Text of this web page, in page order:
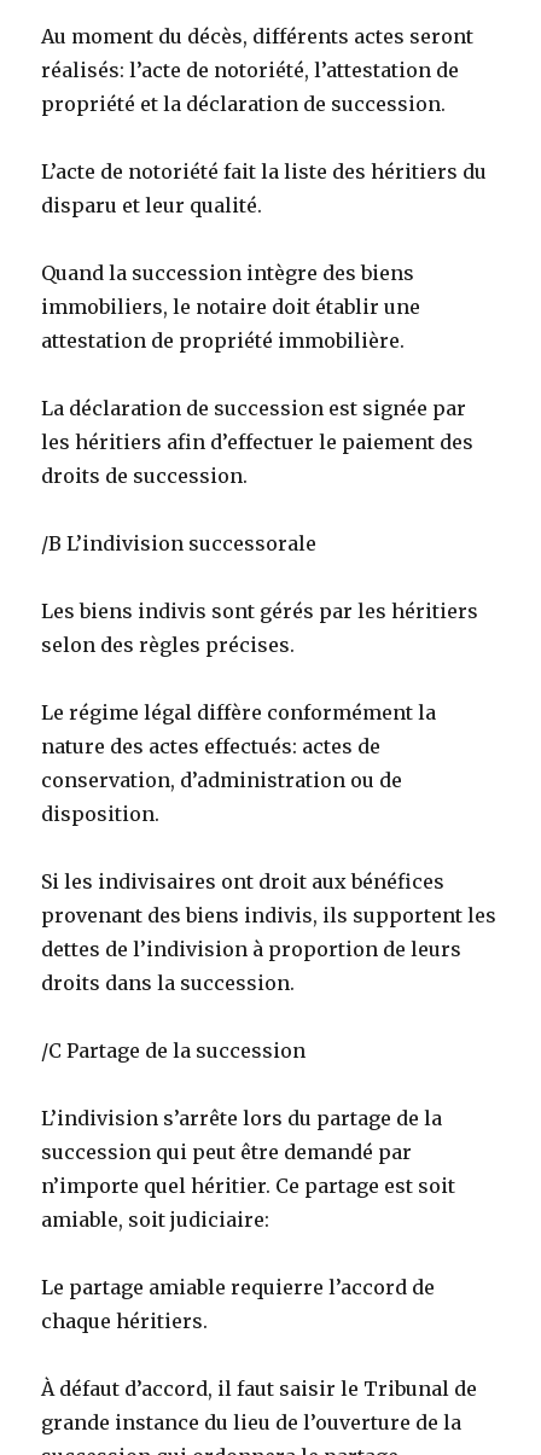
Au moment du décès, différents actes seront
réalisés: l’acte de notoriété, l’attestation de
propriété et la déclaration de succession.
L’acte de notoriété fait la liste des héritiers du
disparu et leur qualité.
Quand la succession intègre des biens
immobiliers, le notaire doit établir une
attestation de propriété immobilière.
La déclaration de succession est signée par
les héritiers afin d’effectuer le paiement des
droits de succession.
/B L’indivision successorale
Les biens indivis sont gérés par les héritiers
selon des règles précises.
Le régime légal diffère conformément la
nature des actes effectués: actes de
conservation, d’administration ou de
disposition.
Si les indivisaires ont droit aux bénéfices
provenant des biens indivis, ils supportent les
dettes de l’indivision à proportion de leurs
droits dans la succession.
/C Partage de la succession
L’indivision s’arrête lors du partage de la
succession qui peut être demandé par
n’importe quel héritier. Ce partage est soit
amiable, soit judiciaire:
Le partage amiable requierre l’accord de
chaque héritiers.
À défaut d’accord, il faut saisir le Tribunal de
grande instance du lieu de l’ouverture de la